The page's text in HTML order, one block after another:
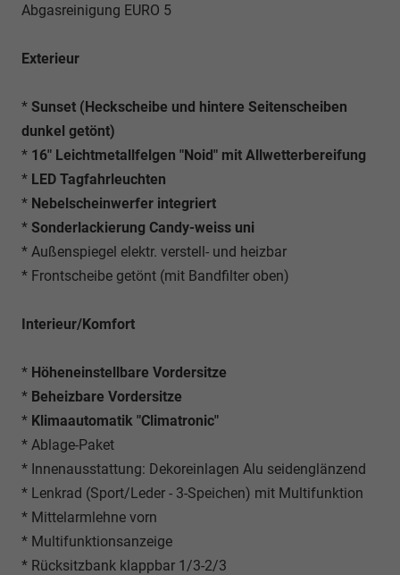
Abgasreinigung EURO 5
Exterieur
* Sunset (Heckscheibe und hintere Seitenscheiben
dunkel getönt)
* 16" Leichtmetallfelgen "Noid" mit Allwetterbereifung
* LED Tagfahrleuchten
* Nebelscheinwerfer integriert
* Sonderlackierung Candy-weiss uni
* Außenspiegel elektr. verstell- und heizbar
* Frontscheibe getönt (mit Bandfilter oben)
Interieur/Komfort
* Höheneinstellbare Vordersitze
* Beheizbare Vordersitze
* Klimaautomatik "Climatronic"
* Ablage-Paket
* Innenausstattung: Dekoreinlagen Alu seidenglänzend
* Lenkrad (Sport/Leder - 3-Speichen) mit Multifunktion
* Mittelarmlehne vorn
* Multifunktionsanzeige
* Rücksitzbank klappbar 1/3-2/3